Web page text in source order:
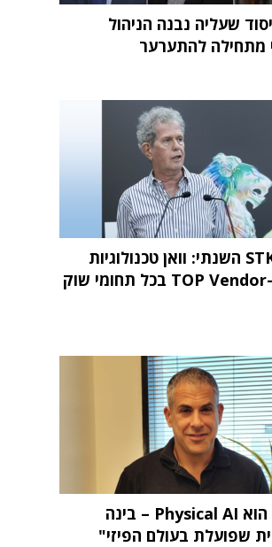
שעליה נבנה הניהול
מתחילה להתערער
מחקר STKI השנתי: וואן טכנולוגיות
דורגה כ-TOP Vendor בכל תחומי שוק
"העתיד הוא Physical AI – בינה
שפועלת בעולם הפיזי"